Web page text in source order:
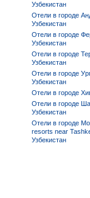
Узбекистан
Отели в городе
Узбекистан
Отели в городе
Узбекистан
Отели в городе
Узбекистан
Отели в городе
Узбекистан
Отели в городе
Отели в городе
Узбекистан
Отели в городе
resorts near
Узбекистан